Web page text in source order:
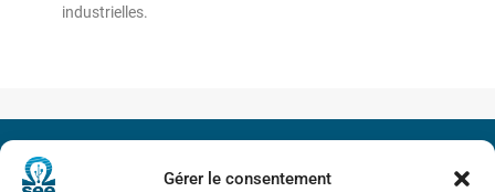
Gérer le consentement
industrielles.
Société de l’Electricité, de l’Electronique et des Technologies